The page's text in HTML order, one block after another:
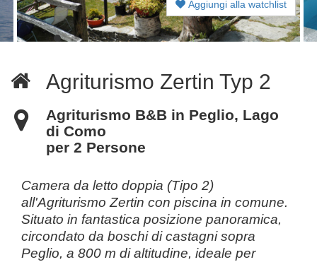
Aggiungi alla watchlist
Agriturismo Zertin Typ 2
Agriturismo B&B in Peglio, Lago
di Como
per 2 Persone
Camera da letto doppia (Tipo 2)
all'Agriturismo Zertin con piscina in comune.
Situato in fantastica posizione panoramica,
circondato da boschi di castagni sopra
Peglio, a 800 m di altitudine, ideale per